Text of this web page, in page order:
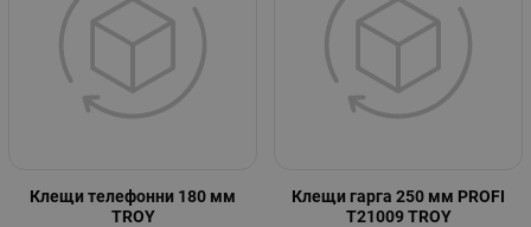
Клещи телефонни 180 мм
TROY
Клещи гарга 250 мм PROFI
T21009 TROY